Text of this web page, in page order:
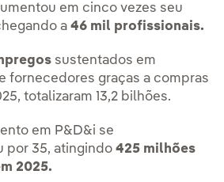
em cinco vezes seu
a 46 mil profissionais.
sustentados em
fornecedores graças a compras
totalizaram 13,2 bilhões.
em P&D&i se
por 35, atingindo 425 milhões
2025.